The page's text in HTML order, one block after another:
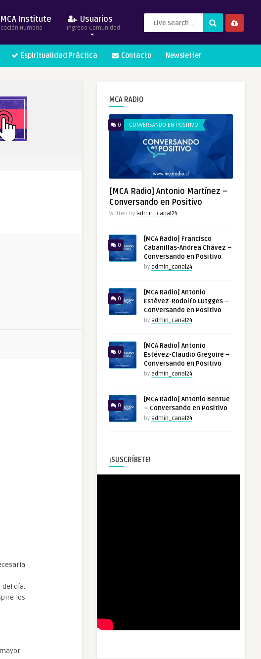
MCA Institute
Humana
Usuarios
Ingreso Comunidad
Espiritualidad Práctica Contacto Newsletter
día.
los
MCA RADIO
0 CONVERSANDO EN POSITIVO
[MCA Radio] Antonio Martínez –
Conversando en Positivo
Written by admin_canal24
0
[MCA Radio] Francisco
Cabanillas-Andrea Chávez –
Conversando en Positivo
by admin_canal24
0
[MCA Radio] Antonio
Estévez-Rodolfo Lutgges –
Conversando en Positivo
by admin_canal24
0
[MCA Radio] Antonio
Estévez-Claudio Gregoire –
Conversando en Positivo
by admin_canal24
0
[MCA Radio] Antonio Bentue
– Conversando en Positivo
by admin_canal24
¡SUSCRÍBETE!